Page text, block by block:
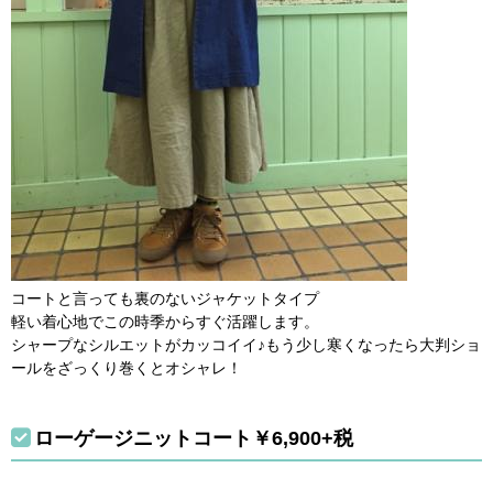
コートと言っても裏のないジャケットタイプ
軽い着心地でこの時季からすぐ活躍します。
シャープなシルエットがカッコイイ♪もう少し寒くなったら大判ショ
ールをざっくり巻くとオシャレ！
ローゲージニットコート￥6,900+税